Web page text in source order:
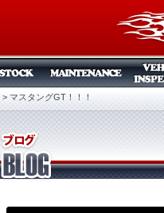
> マスタングGT！！！